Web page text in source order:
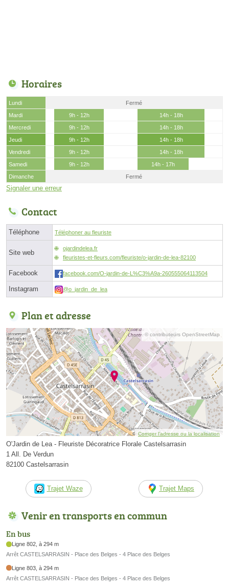
Horaires
Lundi
Fermé
Mardi
9h - 12h
14h - 18h
Mercredi
9h - 12h
14h - 18h
Jeudi
9h - 12h
14h - 18h
Vendredi
9h - 12h
14h - 18h
Samedi
9h - 12h
14h - 17h
Dimanche
Fermé
Signaler une erreur
Contact
Téléphone Téléphoner au fleuriste
Site web
ojardindelea.fr
fleuristes-et-fleurs.com/fleuriste/o-jardin-de-lea-82100
Facebook facebook.com/O-jardin-de-L%C3%A9a-260555064113504
Instagram @o_jardin_de_lea
Plan et adresse
© contributeurs OpenStreetMap
Corriger l’adresse ou la localisation
O'Jardin de Lea - Fleuriste Décoratrice Florale Castelsarrasin
1 All. De Verdun
82100 Castelsarrasin
Trajet Waze Trajet Maps
Venir en transports en commun
En bus
Ligne 802, à 294 m
Arrêt CASTELSARRASIN - Place des Belges - 4 Place des Belges
Ligne 803, à 294 m
Arrêt CASTELSARRASIN - Place des Belges - 4 Place des Belges